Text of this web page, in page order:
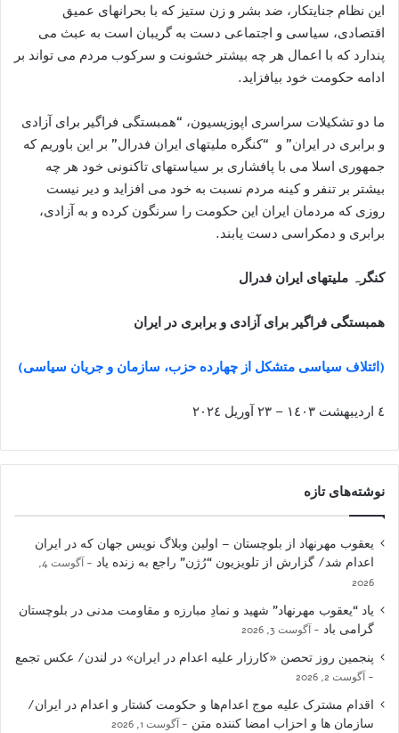
اين نظام جنايتکار، ضد بشر و زن ستيز که با بحرانهای عميق
اقتصادی، سياسی و اجتماعی دست به گريبان است به عبث می
پندارد که با اعمال هر چه بيشتر خشونت و سرکوب مردم می تواند بر
ادامه حکومت خود بيافزايد.
ما دو تشکيلات سراسری اپوزيسيون، “همبستگی فراگير برای آزادی
و برابری در ايران” و “کنگره مليتهای ايران فدرال” بر اين باوريم که
جمهوری اسلا می با پافشاری بر سياستهای تاکنونی خود هر چه
بيشتر بر تنفر و کينه مردم نسبت به خود می افزايد و دير نيست
روزی که مردمان ايران اين حکومت را سرنگون کرده و به آزادی،
برابری و دمکراسی دست يابند.
کنگرہ ملیتھای ایران فدرال
ھمبستگی فراگیر برای آزادی و برابری در ایران
(ائتلاف سياسی متشکل از چهارده حزب، سازمان و جريان سياسی)
٤ ارديبهشت ١٤٠٣ – ٢٣ آوريل ٢٠٢٤
نوشته‌های تازه
یعقوب مهرنهاد از بلوچستان – اولین وبلاگ نویس جهان که در ایران
اعدام شد/ گزارش از تلویزیون “رُژن” راجع به زنده یاد
آگوست 4,
2026
یاد “یعقوب مهرنهاد” شهید و نمادِ مبارزه و مقاومت مدنی در بلوچستان
گرامی باد
آگوست 3, 2026
پنجمین روز تحصن «کارزار علیه اعدام در ایران» در لندن/ عکس تجمع
آگوست 2, 2026
اقدام مشترک علیه موج اعدام‌ها و حکومت کشتار و اعدام در ایران/
سازمان ها و احزاب امضا کننده متن
آگوست 1, 2026